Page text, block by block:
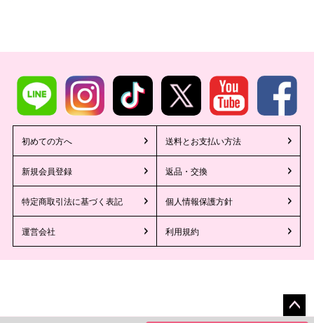
初めての方へ 送料とお支払い方法
新規会員登録 返品・交換
特定商取引法に基づく表記 個人情報保護方針
運営会社 利用規約